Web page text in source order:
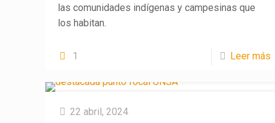
las comunidades indígenas y campesinas que
los habitan.
1 Leer más
22 abril, 2024